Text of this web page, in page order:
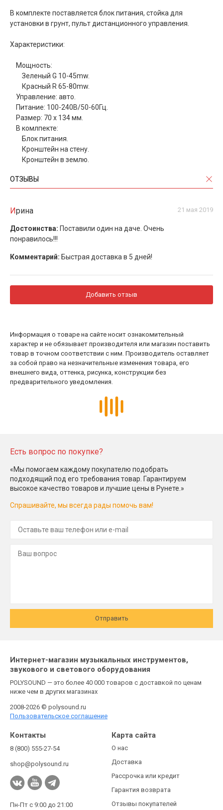
В комплекте поставляется блок питания, стойка для
установки в грунт, пульт дистанционного управления.
Характеристики:
Мощность:
Зеленый G 10-45mw.
Красный R 65-80mw.
Управление: авто.
Питание: 100-240В/50-60Гц.
Размер: 70 х 134 мм.
В комлпекте:
Блок питания.
Кронштейн на стену.
Кронштейн в землю.
ОТЗЫВЫ
Ирина 21 мая 2019
Достоинства: Поставили один на даче. Очень
понравилось!!!
Комментарий: Быстрая доставка в 5 дней!
Добавить отзыв
Информация о товаре на сайте носит ознакомительный
характер и не обязывает производителя или магазин поставить
товар в точном соответствии с ним. Производитель оставляет
за собой право на незначительные изменения товара, его
внешнего вида, оттенка, рисунка, конструкции без
предварительного уведомления.
Есть вопрос по покупке?
«Мы помогаем каждому покупателю подобрать
подходящий под его требования товар. Гарантируем
высокое качество товаров и лучшие цены в Рунете.»
Спрашивайте, мы всегда рады помочь вам!
Отправить
Интернет-магазин музыкальных инструментов,
звукового и светового оборудования
POLYSOUND — это более 40 000 товаров с доставкой по ценам
ниже чем в других магазинах
2008-2026 © polysound.ru
Пользовательское соглашение
Контакты
8 (800) 555-27-54
shop@polysound.ru
Пн-Пт с 9:00 до 21:00
Карта сайта
О нас
Доставка
Рассрочка или кредит
Гарантия возврата
Отзывы покупателей